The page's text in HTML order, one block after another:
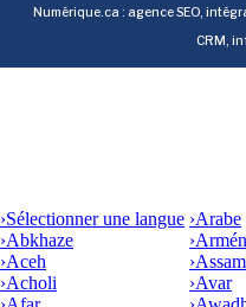
Numérique.ca : agence SEO,
CRM,